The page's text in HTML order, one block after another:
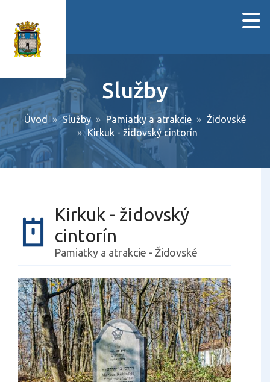
Služby
Úvod Služby Pamiatky a atrakcie
Židovské
Kirkuk - židovský cintorín
Kirkuk - židovský
cintorín
Pamiatky a atrakcie - Židovské